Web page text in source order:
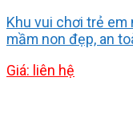
Khu vui chơi trẻ
mầm non đẹp, an
Giá: liên hệ